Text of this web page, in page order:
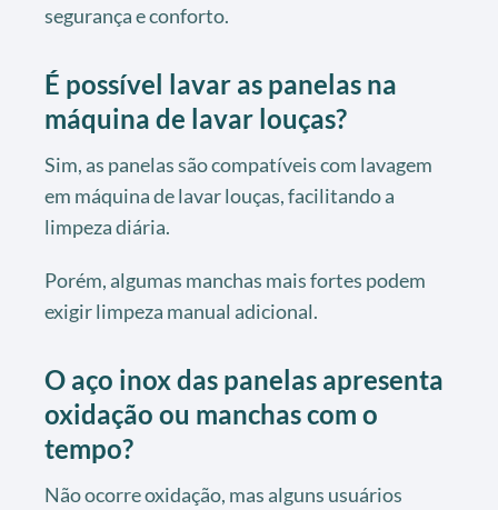
segurança e conforto.
É possível lavar as panelas na
máquina de lavar louças?
Sim, as panelas são compatíveis com lavagem
em máquina de lavar louças, facilitando a
limpeza diária.
Porém, algumas manchas mais fortes podem
exigir limpeza manual adicional.
O aço inox das panelas apresenta
oxidação ou manchas com o
tempo?
Não ocorre oxidação, mas alguns usuários